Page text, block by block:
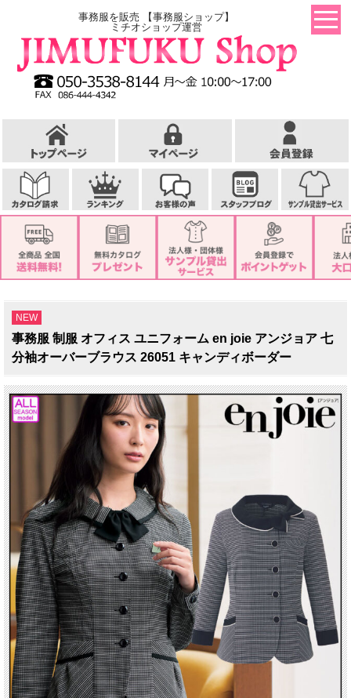
事務服を販売 【事務服ショップ】
ミチオショップ運営
NEW
事務服 制服 オフィス ユニフォーム en joie アンジョア 七
分袖オーバーブラウス 26051 キャンディボーダー